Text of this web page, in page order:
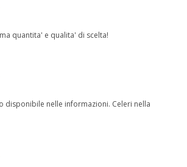
quantita' e qualita' di scelta!
nelle informazioni. Celeri nella